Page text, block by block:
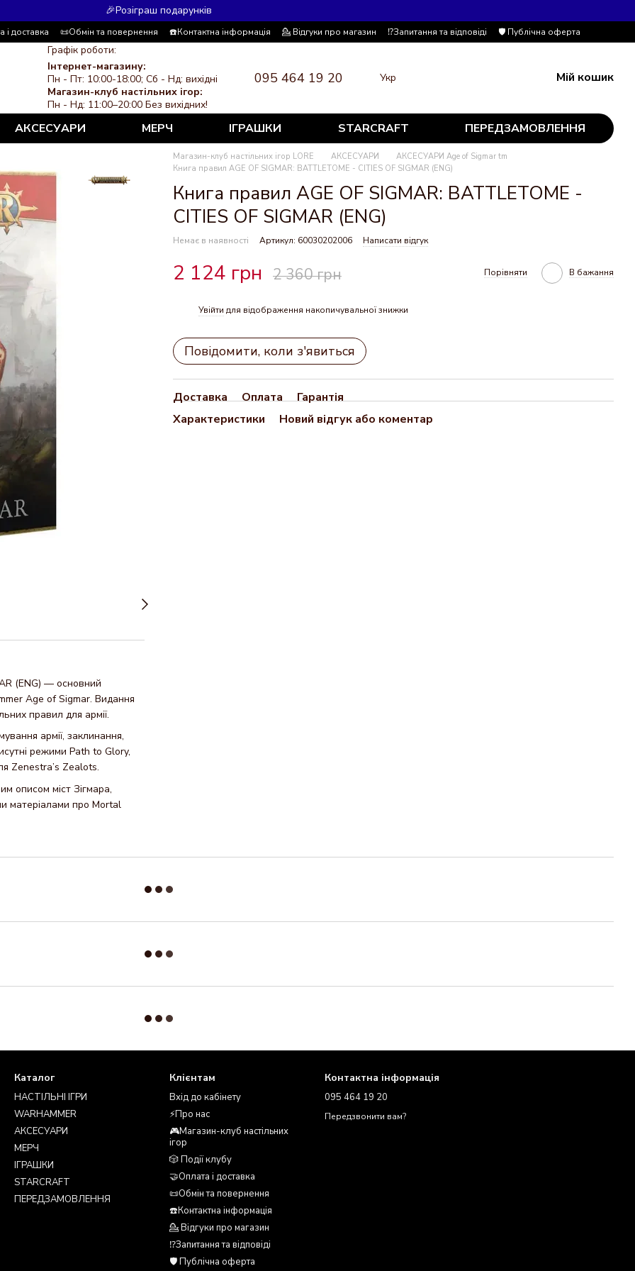
🎉Розіграш подарунків
і доставка 📜Обмін та повернення ☎️Контактна інформація 💁 Відгуки про магазин ⁉️Запитання та відповіді
🛡️ Публічна оферта
знижок
ЗМІ про нас Політика конфіденційності
Графік роботи:
Інтернет-магазину:
Пн - Пт: 10:00-18:00; Сб - Нд: вихідні
Магазин-клуб настільних ігор:
Пн - Нд: 11:00–20:00 Без вихідних!
095 464 19 20 Укр Мій кошик
АКСЕСУАРИ МЕРЧ ІГРАШКИ STARCRAFT ПЕРЕДЗАМОВЛЕННЯ
(ENG) — основний
Age of Sigmar. Видання
правил для армії.
армії, заклинання,
режими Path to Glory,
Zenestra’s Zealots.
описом міст Зігмара,
матеріалами про Mortal
Магазин-клуб настільних ігор LORE АКСЕСУАРИ
АКСЕСУАРИ Age of Sigmar tm
Книга правил AGE OF SIGMAR: BATTLETOME - CITIES OF SIGMAR (ENG)
Книга правил AGE OF SIGMAR: BATTLETOME -
CITIES OF SIGMAR (ENG)
Немає в наявності Артикул: 60030202006 Написати відгук
2 124 грн 2 360 грн Порівняти В бажання
Увійти для відображення накопичувальної знижки
Повідомити, коли з'явиться
Доставка Оплата
Гарантія
Характеристики
Новий відгук або коментар
Каталог
НАСТІЛЬНІ ІГРИ
WARHAMMER
АКСЕСУАРИ
МЕРЧ
ІГРАШКИ
STARCRAFT
ПЕРЕДЗАМОВЛЕННЯ
Клієнтам
Вхід до кабінету
⚡Про нас
🎮Магазин-клуб настільних
ігор
🎲 Події клубу
🤝Оплата і доставка
📜Обмін та повернення
☎️Контактна інформація
💁 Відгуки про магазин
⁉️Запитання та відповіді
🛡️ Публічна оферта
Контактна інформація
095 464 19 20
Передзвонити вам?